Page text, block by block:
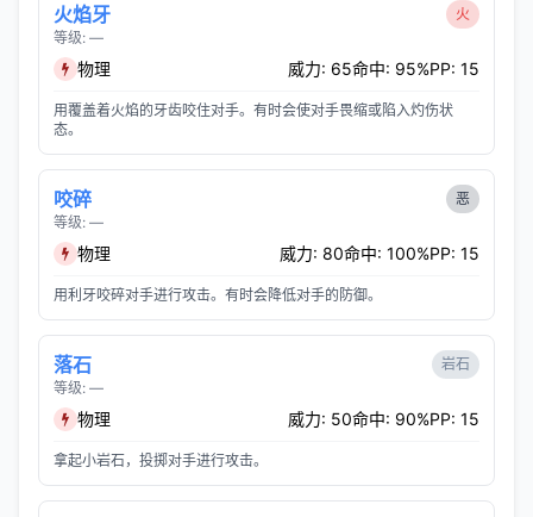
火焰牙
等级: —
火
物理 威力: 65命中: 95%PP: 15
用覆盖着火焰的牙齿咬住对手。有时会使对手畏缩或陷入灼伤状
态。
咬碎
等级: —
恶
物理 威力: 80命中: 100%PP: 15
用利牙咬碎对手进行攻击。有时会降低对手的防御。
落石
等级: —
岩石
物理 威力: 50命中: 90%PP: 15
拿起小岩石，投掷对手进行攻击。